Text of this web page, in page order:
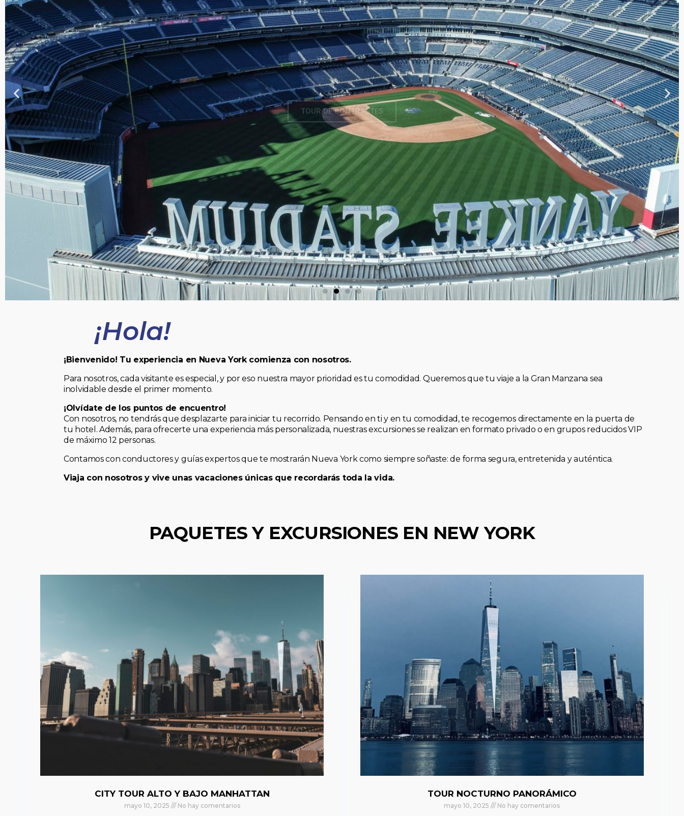
TOUR DE CONTRASTES
¡Hola!
¡Bienvenido! Tu experiencia en Nueva York comienza con nosotros.
Para nosotros, cada visitante es especial, y por eso nuestra mayor prioridad es tu comodidad. Queremos que tu viaje a la Gran Manzana sea
inolvidable desde el primer momento.
¡Olvídate de los puntos de encuentro!
Con nosotros, no tendrás que desplazarte para iniciar tu recorrido. Pensando en ti y en tu comodidad, te recogemos directamente en la puerta de
tu hotel. Además, para ofrecerte una experiencia más personalizada, nuestras excursiones se realizan en formato privado o en grupos reducidos VIP
de máximo 12 personas.
Contamos con conductores y guías expertos que te mostrarán Nueva York como siempre soñaste: de forma segura, entretenida y auténtica.
Viaja con nosotros y vive unas vacaciones únicas que recordarás toda la vida.
PAQUETES Y EXCURSIONES EN NEW YORK
CITY TOUR ALTO Y BAJO MANHATTAN
mayo 10, 2025 No hay comentarios
TOUR NOCTURNO PANORÁMICO
mayo 10, 2025 No hay comentarios